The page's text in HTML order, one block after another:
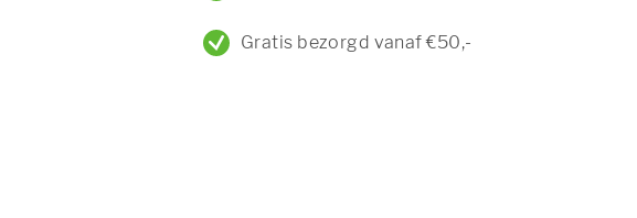
Gratis bezorgd vanaf €50,-